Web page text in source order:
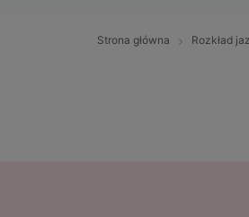
Strona główna Rozkład